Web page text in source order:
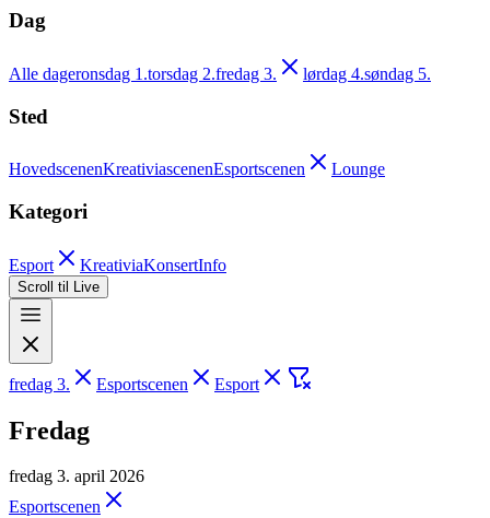
Dag
Alle dageronsdag 1.torsdag 2.fredag 3. lørdag 4.søndag 5.
Sted
HovedscenenKreativiascenenEsportscenen Lounge
Kategori
Esport KreativiaKonsertInfo
Scroll til Live
fredag 3. Esportscenen Esport
Fredag
fredag 3. april 2026
Esportscenen